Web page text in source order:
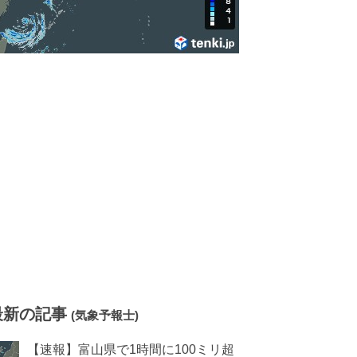
新の記事 (気象予報士)
【速報】富山県で1時間に100ミリ超